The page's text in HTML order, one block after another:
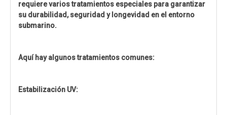
requiere varios tratamientos especiales para garantizar
su durabilidad, seguridad y longevidad en el entorno
submarino.
Aquí hay algunos tratamientos comunes:
Estabilización UV: